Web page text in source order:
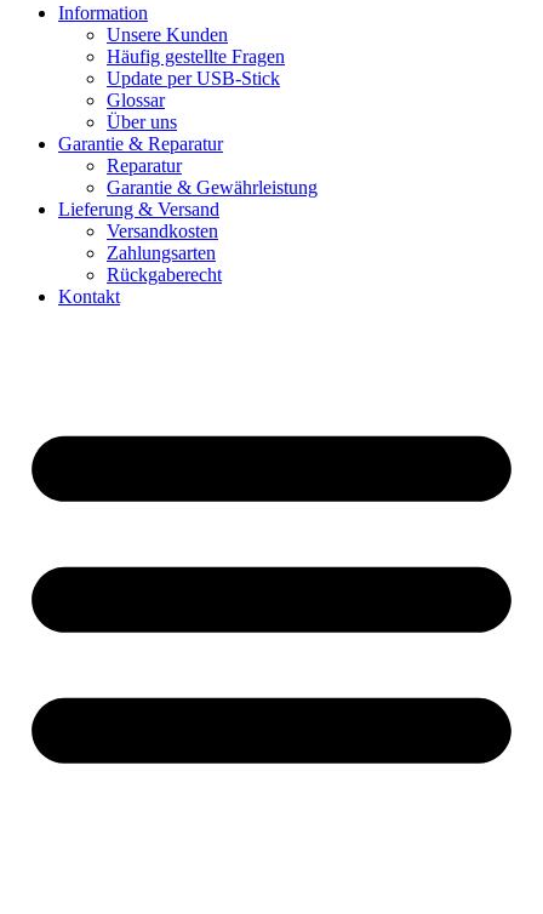
Information
Unsere Kunden
Häufig gestellte Fragen
Update per USB-Stick
Glossar
Über uns
Garantie & Reparatur
Reparatur
Garantie & Gewährleistung
Lieferung & Versand
Versandkosten
Zahlungsarten
Rückgaberecht
Kontakt